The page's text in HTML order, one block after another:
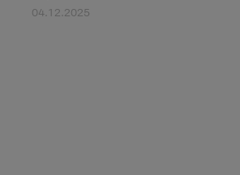
04.12.2025